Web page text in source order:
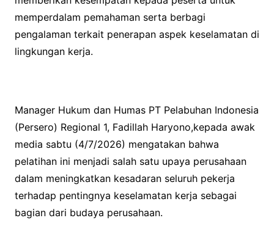
memperdalam pemahaman serta berbagi
pengalaman terkait penerapan aspek keselamatan di
lingkungan kerja.
Manager Hukum dan Humas PT Pelabuhan Indonesia
(Persero) Regional 1, Fadillah Haryono,kepada awak
media sabtu (4/7/2026) mengatakan bahwa
pelatihan ini menjadi salah satu upaya perusahaan
dalam meningkatkan kesadaran seluruh pekerja
terhadap pentingnya keselamatan kerja sebagai
bagian dari budaya perusahaan.